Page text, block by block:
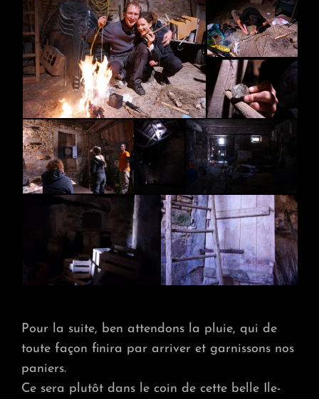
Pour la suite, ben attendons la pluie, qui de
toute façon finira par arriver et garnissons nos
paniers.
Ce sera plutôt dans le coin de cette belle Ile-